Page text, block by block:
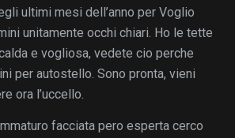
ultimi mesi dell’anno per Voglio
unitamente occhi chiari. Ho le tette
e vogliosa, vedete cio perche
per autostello. Sono pronta, vieni
ora l’uccello.
facciata pero esperta cerco